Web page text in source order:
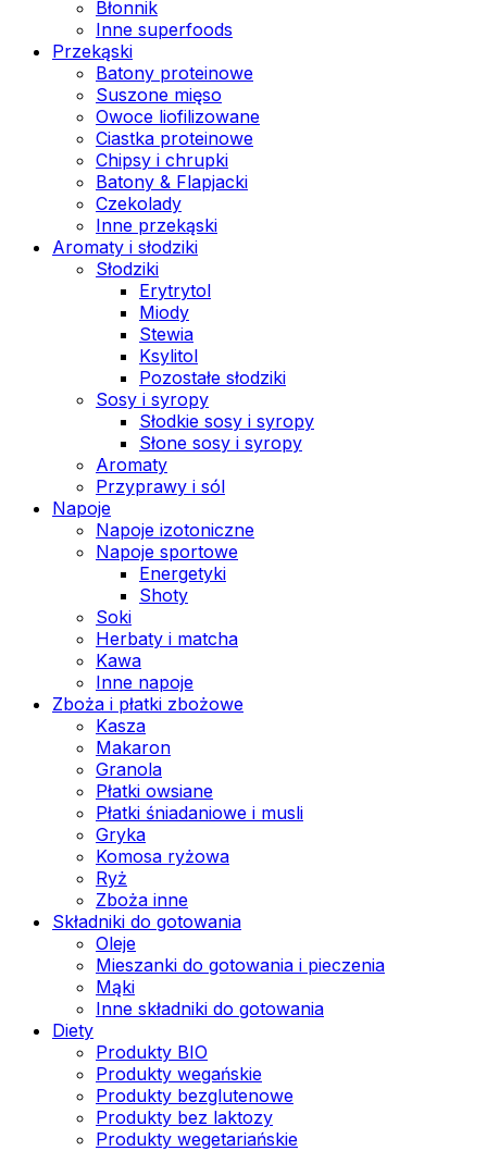
Błonnik
Inne superfoods
Przekąski
Batony proteinowe
Suszone mięso
Owoce liofilizowane
Ciastka proteinowe
Chipsy i chrupki
Batony & Flapjacki
Czekolady
Inne przekąski
Aromaty i słodziki
Słodziki
Erytrytol
Miody
Stewia
Ksylitol
Pozostałe słodziki
Sosy i syropy
Słodkie sosy i syropy
Słone sosy i syropy
Aromaty
Przyprawy i sól
Napoje
Napoje izotoniczne
Napoje sportowe
Energetyki
Shoty
Soki
Herbaty i matcha
Kawa
Inne napoje
Zboża i płatki zbożowe
Kasza
Makaron
Granola
Płatki owsiane
Płatki śniadaniowe i musli
Gryka
Komosa ryżowa
Ryż
Zboża inne
Składniki do gotowania
Oleje
Mieszanki do gotowania i pieczenia
Mąki
Inne składniki do gotowania
Diety
Produkty BIO
Produkty wegańskie
Produkty bezglutenowe
Produkty bez laktozy
Produkty wegetariańskie